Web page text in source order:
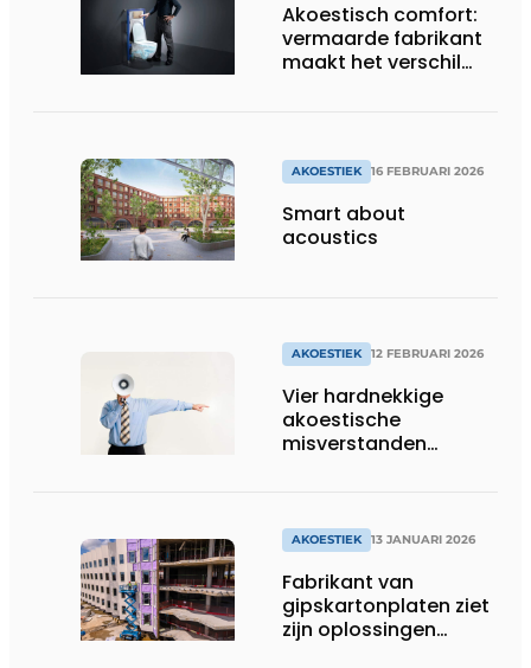
Akoestisch comfort:
vermaarde fabrikant
maakt het verschil
AKOESTIEK 16 FEBRUARI 2026
Smart about
acoustics
AKOESTIEK 12 FEBRUARI 2026
Vier hardnekkige
akoestische
misverstanden
AKOESTIEK 13 JANUARI 2026
Fabrikant van
gipskartonplaten ziet
zijn oplossingen